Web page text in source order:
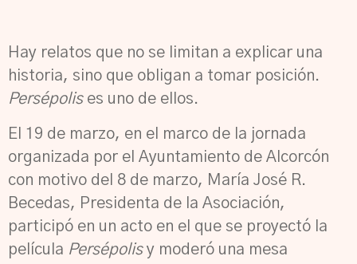
Hay relatos que no se limitan a explicar una
historia, sino que obligan a tomar posición.
Persépolises uno de ellos.
El 19 de marzo, en el marco de la jornada
organizada por el Ayuntamiento de Alcorcón
con motivo del 8 de marzo, María José R.
Becedas, Presidenta de la Asociación,
participó en un acto en el que se proyectó la
película Persépolis y moderó una mesa